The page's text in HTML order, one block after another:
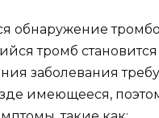
обнаружение
тромб
заболевания
имеющееся,